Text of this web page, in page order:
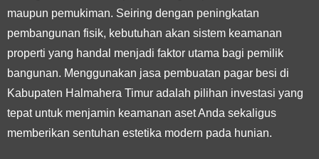
maupun pemukiman. Seiring dengan peningkatan
pembangunan fisik, kebutuhan akan sistem keamanan
properti yang handal menjadi faktor utama bagi pemilik
bangunan. Menggunakan jasa pembuatan pagar besi di
Kabupaten Halmahera Timur adalah pilihan investasi yang
tepat untuk menjamin keamanan aset Anda sekaligus
memberikan sentuhan estetika modern pada hunian.